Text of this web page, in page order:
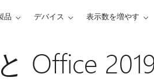
品 デバイス 表示数を増やす
Office